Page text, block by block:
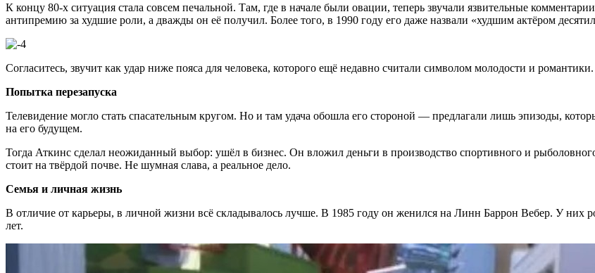
К концу 80-х ситуация стала совсем печальной. Там, где в начале были овации, теперь звучали язвительные
антипремию за худшие роли, а дважды он её получил. Более того, в 1990 году его даже назвали «худшим актёром
Согласитесь, звучит как удар ниже пояса для человека, которого ещё недавно считали символом молодости и романтики.
Попытка перезапуска
Телевидение могло стать спасательным кругом. Но и там удача обошла его стороной — предлагали лишь эпизоды,
на его будущем.
Тогда Аткинс сделал неожиданный выбор: ушёл в бизнес. Он вложил деньги в производство спортивного и
стоит на твёрдой почве. Не шумная слава, а реальное дело.
Семья и личная жизнь
В отличие от карьеры, в личной жизни всё складывалось лучше. В 1985 году он женился на Линн Баррон Вебер. У них
лет.